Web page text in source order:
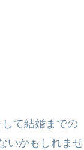
て結婚までの
いかもしれませ